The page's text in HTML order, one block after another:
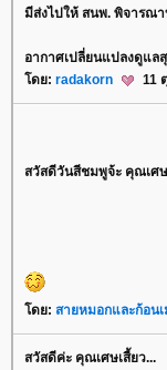
มีส่งไปให้ สนพ. พิจารณา
อากาศเปลี่ยนแปลงดูแล
ดย: radakorn 11
สวัสดีวันสีชมพูจ้ะ คุณเศษ
ดย: สายหมอกและก้อน
สวัสดีค่ะ คุณเศษเสี้ยว...